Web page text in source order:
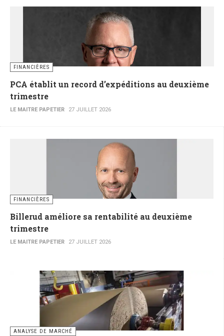
FINANCIÈRES
PCA établit un record d’expéditions au deuxième
trimestre
LE MAITRE PAPETIER 27 JUILLET 2026
FINANCIÈRES
Billerud améliore sa rentabilité au deuxième
trimestre
LE MAITRE PAPETIER 27 JUILLET 2026
ANALYSE DE MARCHÉ